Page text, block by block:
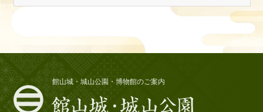
館山城・城山公園・博物館のご案内